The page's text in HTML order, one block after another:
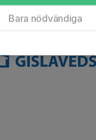
Bara nödvändiga